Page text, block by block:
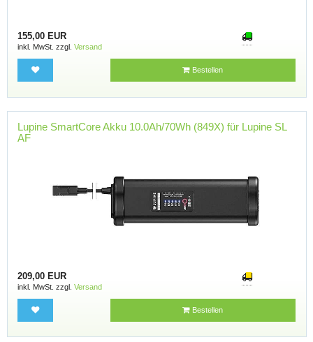
155,00 EUR
inkl. MwSt. zzgl. Versand
Bestellen
Lupine SmartCore Akku 10.0Ah/70Wh (849X) für Lupine SL
AF
209,00 EUR
inkl. MwSt. zzgl. Versand
Bestellen